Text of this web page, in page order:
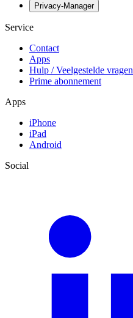
Privacy-Manager
Service
Contact
Apps
Hulp / Veelgestelde vragen
Prime abonnement
Apps
iPhone
iPad
Android
Social